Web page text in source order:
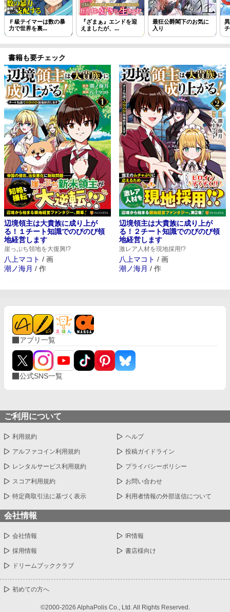
Ｆ級テイマーは数の暴
力で世界を裏...
『ざまぁ』エンドを迎
えましたが、...
最狂公爵閣下のお気に
入り
書籍も要チェック
崖っぷち領地を大復興!?
辺境領主は大貴族に成り上が
る！１チート知識でのびのび領
地経営します
八上マコト / 画
潮ノ海月 / 作
激レア人材を現地採用!?
辺境領主は大貴族に成り上が
る！２チート知識でのびのび領
地経営します
八上マコト / 画
潮ノ海月 / 作
アプリ一覧
公式SNS一覧
ご利用について
利用規約 ヘルプ
アルファコイン利用規約 投稿ガイドライン
レンタルサービス利用規約 プライバシーポリシー
スコア利用規約 お問い合わせ
特定商取引法に基づく表示 利用者情報の外部送信について
会社情報
会社情報 IR情報
採用情報 書店様向け
ドリームブッククラブ
初めての方へ
©2000-2026 AlphaPolis Co., Ltd. All Rights Reserved.